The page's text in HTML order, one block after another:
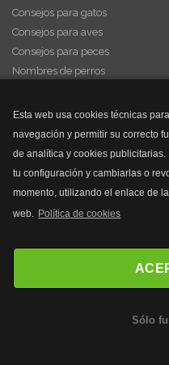
Esta web usa cookies técnicas
navegación y permitir su correcto
de analítica y cookies
tu configuración y cambiarlas o
momento, utilizando el enlace de
web. Política de cookies
Sólo
Consejos para gatos
Consejos para aves
Consejos para peces
Nombres de perros
y mucho más...